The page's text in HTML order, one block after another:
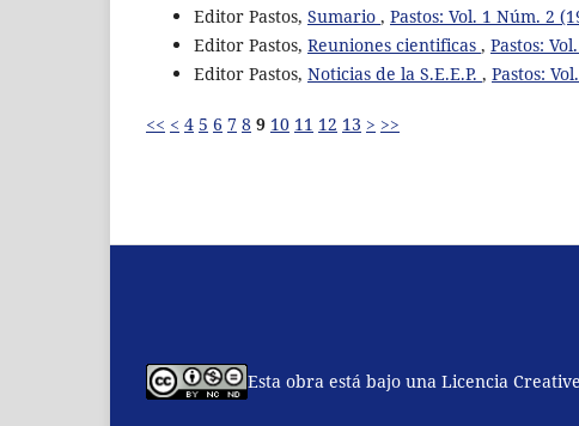
Editor Pastos, Sumario , Pastos: Vol. 1 Núm. 2
Editor Pastos, Reuniones cientificas , Pastos:
Editor Pastos, Noticias de la S.E.E.P. , Pastos:
<< < 4 5 6 7 8 9 10 11 12 13 > >>
Esta obra está bajo una Licencia